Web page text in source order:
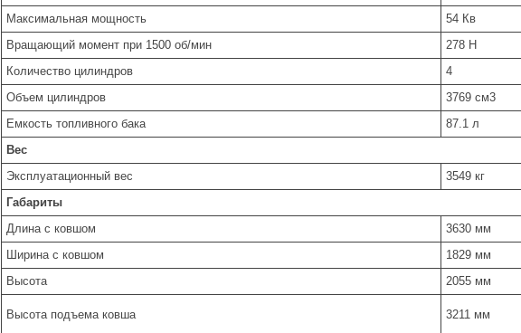
Максимальная мощность
54 Кв
Вращающий момент при 1500 об/мин
278 Н
Количество цилиндров
4
Объем цилиндров
3769 см3
Емкость топливного бака
87.1 л
Вес
Эксплуатационный вес
3549 кг
Габариты
Длина с ковшом
3630 мм
Ширина с ковшом
1829 мм
Высота
2055 мм
Высота подъема ковша 3211 мм